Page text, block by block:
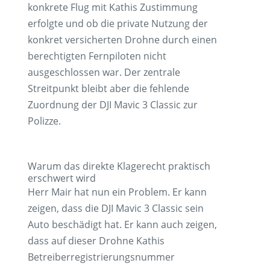
konkrete Flug mit Kathis Zustimmung
erfolgte und ob die private Nutzung der
konkret versicherten Drohne durch einen
berechtigten Fernpiloten nicht
ausgeschlossen war. Der zentrale
Streitpunkt bleibt aber die fehlende
Zuordnung der DJI Mavic 3 Classic zur
Polizze.
Warum das direkte Klagerecht praktisch
erschwert wird
Herr Mair hat nun ein Problem. Er kann
zeigen, dass die DJI Mavic 3 Classic sein
Auto beschädigt hat. Er kann auch zeigen,
dass auf dieser Drohne Kathis
Betreiberregistrierungsnummer